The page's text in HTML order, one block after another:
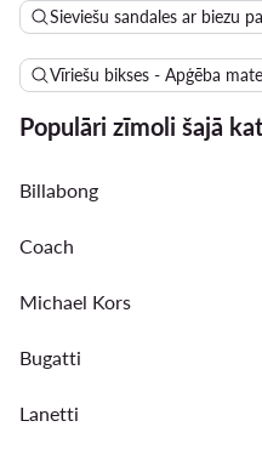
Sieviešu sandales ar biezu
Vīriešu bikses - Apģēba
Populāri zīmoli šajā
Billabong
Coach
Michael Kors
Bugatti
Lanetti